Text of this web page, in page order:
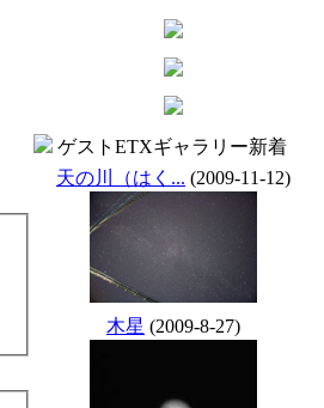
ゲストETXギャラリー新着
天の川（はく... (2009-11-12)
木星 (2009-8-27)